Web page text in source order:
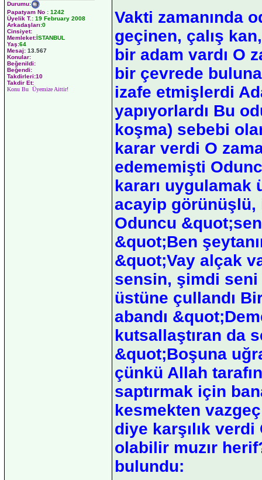
Durumu:
Papatyam No : 1242
Üyelik T.: 19 February 2008
Arkadaşları:0
Cinsiyet:
Memleket:İSTANBUL
Yaş:64
Mesaj: 13.567
Konular:
Beğenildi:
Beğendi:
Takdirleri:10
Takdir Et:
Konu Bu Üyemize Aittir!
Vakti zamanında
geçinen, çalış
bir adam vardı O
bir çevrede
izafe etmişlerdi
yapıyorlardı Bu
koşma) sebebi
karar verdi O
edememişti
kararı uygulamak
acayip görünüşlü,
Oduncu
&quot;Ben
&quot;Vay alçak
sensin, şimdi
üstüne çullandı
abandı
kutsallaştıran da
&quot;Boşuna
çünkü Allah
saptırmak için
kesmekten
diye karşılık
olabilir muzır
bulundu: